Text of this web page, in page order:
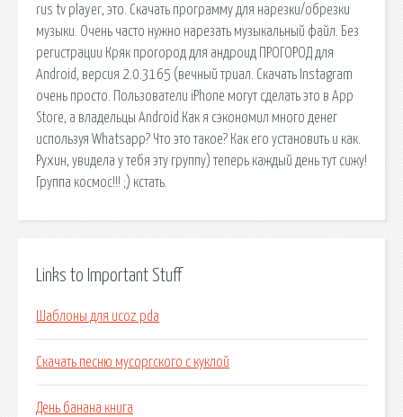
rus tv player, это. Скачать программу для нарезки/обрезки
музыки. Очень часто нужно нарезать музыкальный файл. Без
регистрации Кряк прогород для андроид ПРОГОРОД для
Android, версия 2.0.3165 (вечный триал. Скачать Instagram
очень просто. Пользователи iPhone могут сделать это в App
Store, а владельцы Android Как я сэкономил много денег
используя Whatsapp? Что это такое? Как его установить и как.
Рухин, увидела у тебя эту группу) теперь каждый день тут сижу!
Группа космос!!! ;) кстать.
Links to Important Stuff
Шаблоны для ucoz pda
Скачать песню мусоргского с куклой
День банана книга